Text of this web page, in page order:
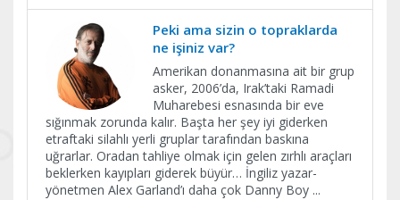
Peki ama sizin o topraklarda
ne işiniz var?
Amerikan donanmasına ait bir grup
asker, 2006’da, Irak’taki Ramadi
Muharebesi esnasında bir eve
sığınmak zorunda kalır. Başta her şey iyi giderken
etraftaki silahlı yerli gruplar tarafından baskına
uğrarlar. Oradan tahliye olmak için gelen zırhlı araçları
beklerken kayıpları giderek büyür… İngiliz yazar-
yönetmen Alex Garland’ı daha çok Danny Boy ...